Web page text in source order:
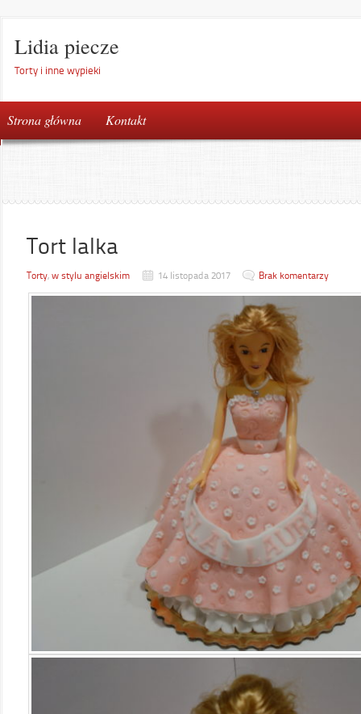
Lidia piecze
Torty i inne wypieki
Strona główna Kontakt
Tort lalka
Torty, w stylu angielskim 14 listopada 2017 Brak komentarzy